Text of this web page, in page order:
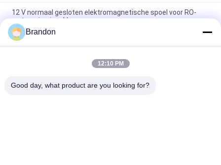
12 V normaal gesloten elektromagnetische spoel voor RO-
waterzuiveringskleppen
Het Type van EVI 3P/16 AMISCO Hydraulische Solenoïderol
220VAC 110VAC 24VDC 12VDC 26W
Zuivere Water Omgekeerde Osmose 6.35mm Klep van de Stop
Brandon
12:10 PM
Good day, what product are you looking for?